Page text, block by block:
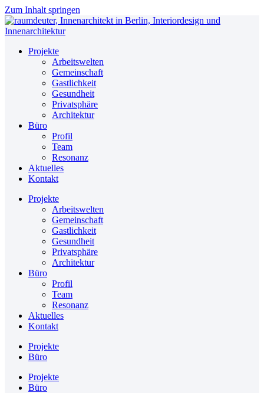
Zum Inhalt springen
Projekte
Arbeitswelten
Gemeinschaft
Gastlichkeit
Gesundheit
Privatsphäre
Architektur
Büro
Profil
Team
Resonanz
Aktuelles
Kontakt
Projekte
Arbeitswelten
Gemeinschaft
Gastlichkeit
Gesundheit
Privatsphäre
Architektur
Büro
Profil
Team
Resonanz
Aktuelles
Kontakt
Projekte
Büro
Projekte
Büro